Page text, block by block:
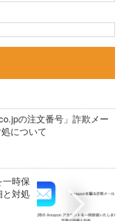
の注文番号」詐欺メー
について
一時保
と対処